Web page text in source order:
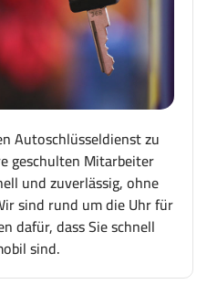
Autoschlüsseldienst zu
geschulten Mitarbeiter
und zuverlässig, ohne
sind rund um die Uhr für
dafür, dass Sie schnell
sind.